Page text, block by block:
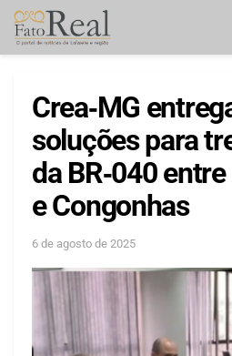
Crea‑MG
soluções para
da BR‑040
e Congonhas
6 de agosto de 2025